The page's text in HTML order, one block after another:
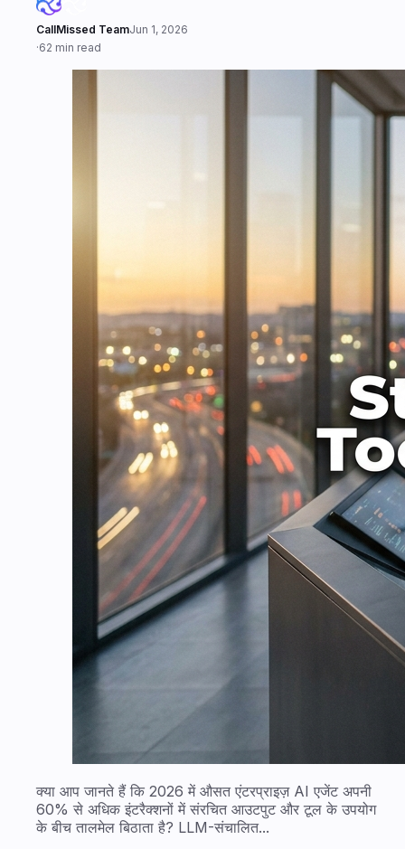
CallMissed TeamJun 1, 2026
·62 min read
क्या आप जानते हैं कि 2026 में औसत एंटरप्राइज़ AI एजेंट अपनी
60% से अधिक इंटरैक्शनों में संरचित आउटपुट और टूल के उपयोग
के बीच तालमेल बिठाता है? LLM-संचालित...